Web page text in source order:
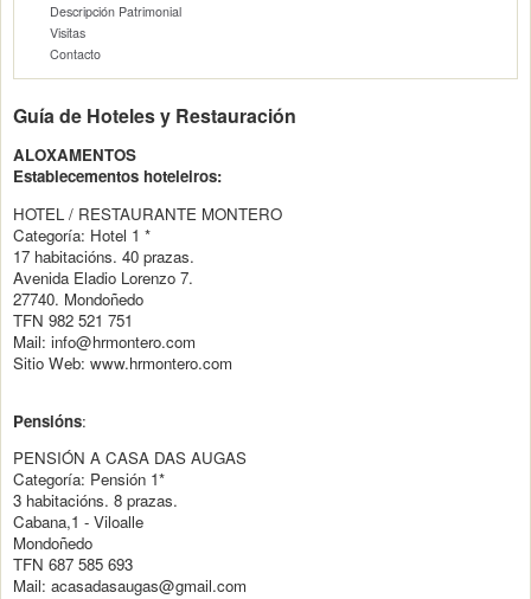
Descripción Patrimonial
Visitas
Contacto
Guía de Hoteles y Restauración
ALOXAMENTOS
Establecementos hoteleiros:
HOTEL / RESTAURANTE MONTERO
Categoría: Hotel 1 *
17 habitacións. 40 prazas.
Avenida Eladio Lorenzo 7.
27740. Mondoñedo
TFN 982 521 751
Mail: info@hrmontero.com
Sitio Web: www.hrmontero.com
Pensións:
PENSIÓN A CASA DAS AUGAS
Categoría: Pensión 1*
3 habitacións. 8 prazas.
Cabana,1 - Viloalle
Mondoñedo
TFN 687 585 693
Mail: acasadasaugas@gmail.com